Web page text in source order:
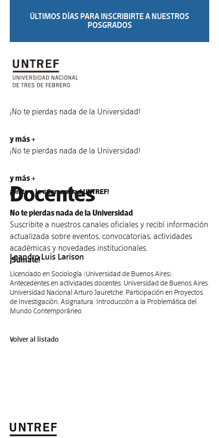
ÚLTIMOS DÍAS PARA INSCRIBIRTE A NUESTROS
POSGRADOS
¡No te pierdas nada de la Universidad!
y más +
¡No te pierdas nada de la Universidad!
y más +
¡Unite a la #Comunidad UNTREF!
No te pierdas nada de la Universidad
Suscribite a nuestros canales oficiales y recibí información
actualizada sobre eventos, convocatorias, actividades
académicas y novedades institucionales.
¡Sumate!
Docentes
Leandro Luis Larison
Licenciado en Sociología (Universidad de Buenos Aires).
Antecedentes en actividades docentes: Universidad de Buenos Aires.
Universidad Nacional Arturo Jauretche. Participación en Proyectos
de Investigación. Asignatura: Introducción a la Problemática del
Mundo Contemporáneo.
Volver al listado